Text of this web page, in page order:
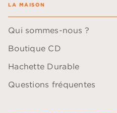
LA MAISON
Qui sommes-nous ?
Boutique CD
Hachette Durable
Questions fréquentes